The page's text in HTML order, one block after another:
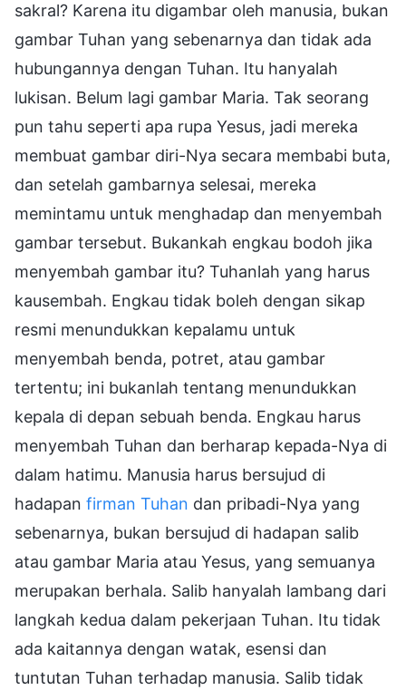
sakral? Karena itu digambar oleh manusia, bukan
gambar Tuhan yang sebenarnya dan tidak ada
hubungannya dengan Tuhan. Itu hanyalah
lukisan. Belum lagi gambar Maria. Tak seorang
pun tahu seperti apa rupa Yesus, jadi mereka
membuat gambar diri-Nya secara membabi buta,
dan setelah gambarnya selesai, mereka
memintamu untuk menghadap dan menyembah
gambar tersebut. Bukankah engkau bodoh jika
menyembah gambar itu? Tuhanlah yang harus
kausembah. Engkau tidak boleh dengan sikap
resmi menundukkan kepalamu untuk
menyembah benda, potret, atau gambar
tertentu; ini bukanlah tentang menundukkan
kepala di depan sebuah benda. Engkau harus
menyembah Tuhan dan berharap kepada-Nya di
dalam hatimu. Manusia harus bersujud di
hadapan firman Tuhan dan pribadi-Nya yang
sebenarnya, bukan bersujud di hadapan salib
atau gambar Maria atau Yesus, yang semuanya
merupakan berhala. Salib hanyalah lambang dari
langkah kedua dalam pekerjaan Tuhan. Itu tidak
ada kaitannya dengan watak, esensi dan
tuntutan Tuhan terhadap manusia. Salib tidak